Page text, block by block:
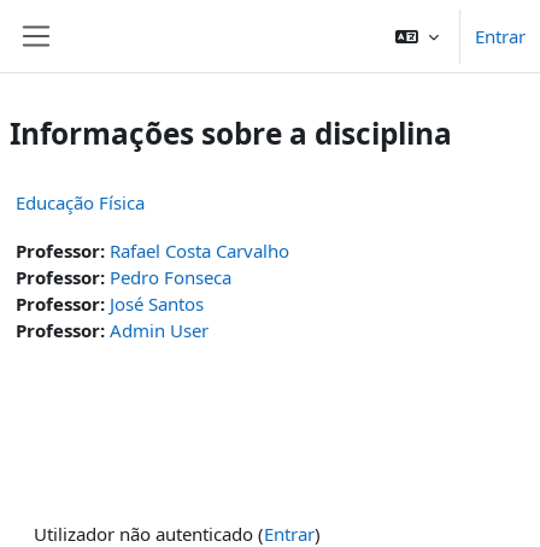
Entrar
Informações sobre a disciplina
Educação Física
Professor: Rafael Costa Carvalho
Professor: Pedro Fonseca
Professor: José Santos
Professor: Admin User
Utilizador não autenticado (Entrar)